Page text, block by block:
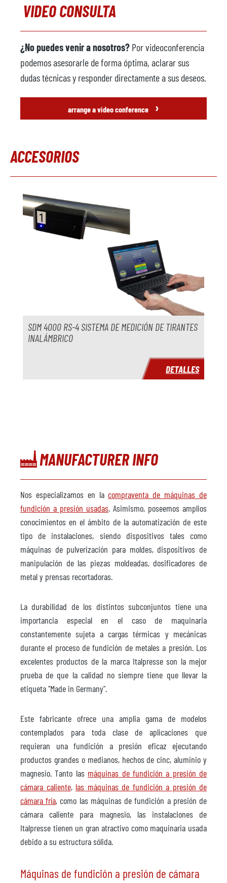
VIDEO CONSULTA
¿No puedes venir a nosotros? Por videoconferencia
podemos asesorarle de forma óptima, aclarar sus
dudas técnicas y responder directamente a sus deseos.
arrange a video conference ›
ACCESORIOS
SDM 4000 RS-4 SISTEMA DE MEDICIÓN DE TIRANTES
INALÁMBRICO
DETALLES
MANUFACTURER INFO
Nos especializamos en la compraventa de máquinas de
fundición a presión usadas. Asimismo, poseemos amplios
conocimientos en el ámbito de la automatización de este
tipo de instalaciones, siendo dispositivos tales como
máquinas de pulverización para moldes, dispositivos de
manipulación de las piezas moldeadas, dosificadores de
metal y prensas recortadoras.
La durabilidad de los distintos subconjuntos tiene una
importancia especial en el caso de maquinaria
constantemente sujeta a cargas térmicas y mecánicas
durante el proceso de fundición de metales a presión. Los
excelentes productos de la marca Italpresse son la mejor
prueba de que la calidad no siempre tiene que llevar la
etiqueta "Made in Germany".
Este fabricante ofrece una amplia gama de modelos
contemplados para toda clase de aplicaciones que
requieran una fundición a presión eficaz ejecutando
productos grandes o medianos, hechos de cinc, aluminio y
magnesio. Tanto las máquinas de fundición a presión de
cámara caliente, las máquinas de fundición a presión de
cámara fría, como las máquinas de fundición a presión de
cámara caliente para magnesio, las instalaciones de
Italpresse tienen un gran atractivo como maquinaria usada
debido a su estructura sólida.
Máquinas de fundición a presión de cámara